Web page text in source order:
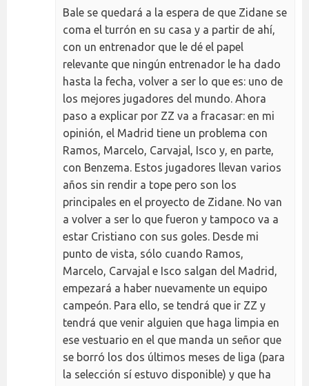
Bale se quedará a la espera de que Zidane se
coma el turrón en su casa y a partir de ahí,
con un entrenador que le dé el papel
relevante que ningún entrenador le ha dado
hasta la fecha, volver a ser lo que es: uno de
los mejores jugadores del mundo. Ahora
paso a explicar por ZZ va a fracasar: en mi
opinión, el Madrid tiene un problema con
Ramos, Marcelo, Carvajal, Isco y, en parte,
con Benzema. Estos jugadores llevan varios
años sin rendir a tope pero son los
principales en el proyecto de Zidane. No van
a volver a ser lo que fueron y tampoco va a
estar Cristiano con sus goles. Desde mi
punto de vista, sólo cuando Ramos,
Marcelo, Carvajal e Isco salgan del Madrid,
empezará a haber nuevamente un equipo
campeón. Para ello, se tendrá que ir ZZ y
tendrá que venir alguien que haga limpia en
ese vestuario en el que manda un señor que
se borró los dos últimos meses de liga (para
la selección sí estuvo disponible) y que ha